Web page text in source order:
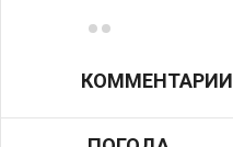
КОММЕНТАРИИ